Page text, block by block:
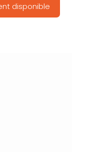
disponible